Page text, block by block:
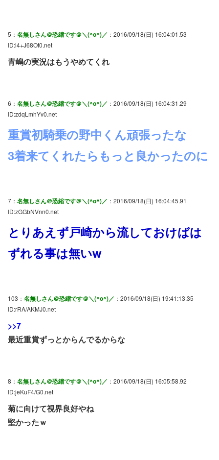
5： 名無しさん＠恐縮です＠＼(^o^)／ ：2016/09/18(日) 16:04:01.53
ID:l4+J68Ot0.net
青嶋の実況はもうやめてくれ
6： 名無しさん＠恐縮です＠＼(^o^)／ ：2016/09/18(日) 16:04:31.29
ID:zdqLmhYv0.net
重賞初騎乗の野中くん頑張ったな
3着来てくれたらもっと良かったのに
7： 名無しさん＠恐縮です＠＼(^o^)／ ：2016/09/18(日) 16:04:45.91
ID:zGGbNVnn0.net
とりあえず戸崎から流しておけばは
ずれる事は無いw
103： 名無しさん＠恐縮です＠＼(^o^)／ ：2016/09/18(日) 19:41:13.35
ID:rRA/AKMJ0.net
>>7
最近重賞ずっとからんでるからな
8： 名無しさん＠恐縮です＠＼(^o^)／ ：2016/09/18(日) 16:05:58.92
ID:jeKuF4/G0.net
菊に向けて視界良好やね
堅かったｗ